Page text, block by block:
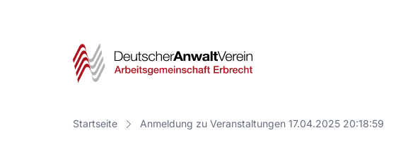
Deutscher
Verein
Startseite Anmeldung zu Veranstaltungen 17.04.2025 20:18:59